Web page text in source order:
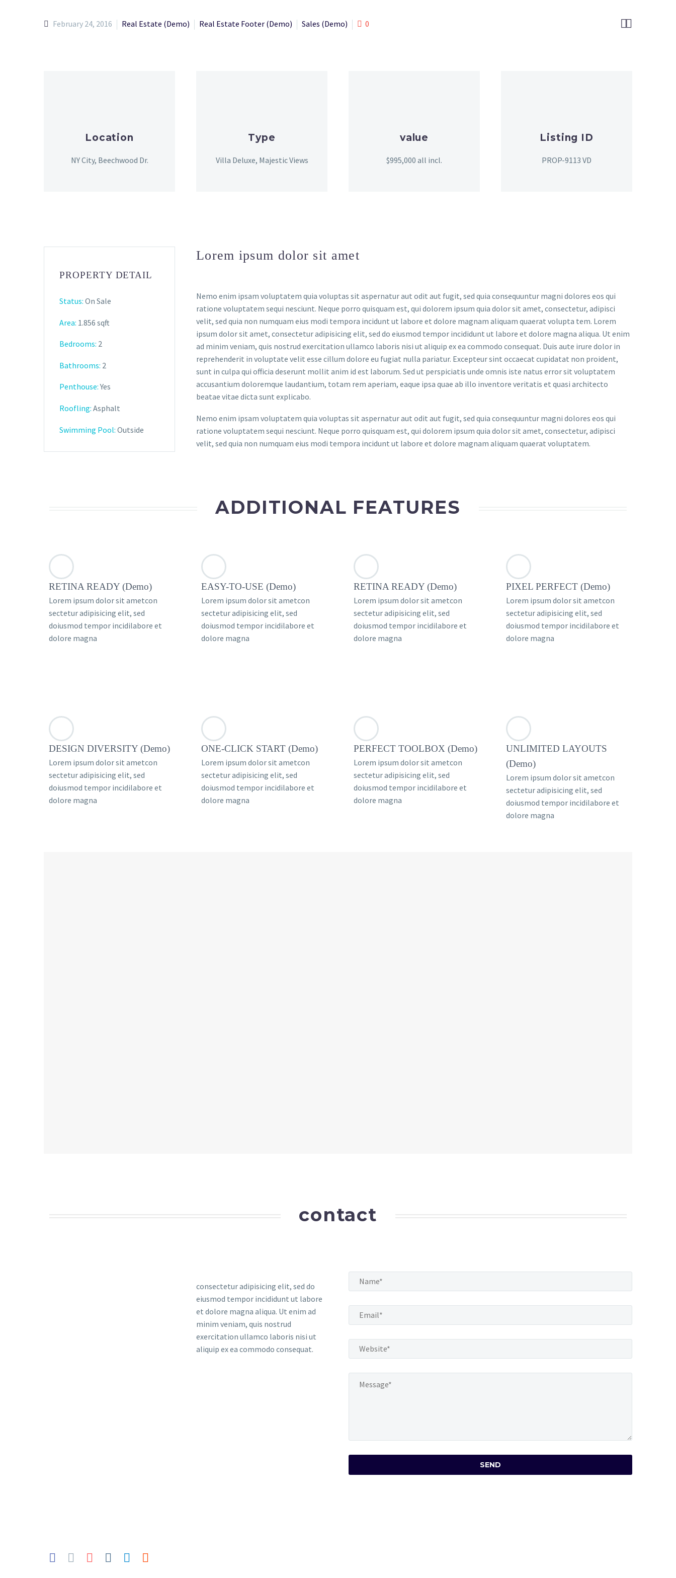

February 24, 2016 Real Estate (Demo) Real Estate Footer (Demo) Sales (Demo) 0
Location
NY City, Beechwood Dr.
Type
Villa Deluxe, Majestic Views
value
$995,000 all incl.
Listing ID
PROP-9113 VD
PROPERTY DETAIL
Status: On Sale
Area: 1.856 sqft
Bedrooms: 2
Bathrooms: 2
Penthouse:Yes
Roofling: Asphalt
Swimming Pool: Outside
Lorem ipsum dolor sit amet
Nemo enim ipsam voluptatem quia voluptas sit aspernatur aut odit aut fugit, sed quia consequuntur magni dolores eos qui
ratione voluptatem sequi nesciunt. Neque porro quisquam est, qui dolorem ipsum quia dolor sit amet, consectetur, adipisci
velit, sed quia non numquam eius modi tempora incidunt ut labore et dolore magnam aliquam quaerat volupta tem. Lorem
ipsum dolor sit amet, consectetur adipisicing elit, sed do eiusmod tempor incididunt ut labore et dolore magna aliqua. Ut enim
ad minim veniam, quis nostrud exercitation ullamco laboris nisi ut aliquip ex ea commodo consequat. Duis aute irure dolor in
reprehenderit in voluptate velit esse cillum dolore eu fugiat nulla pariatur. Excepteur sint occaecat cupidatat non proident,
sunt in culpa qui officia deserunt mollit anim id est laborum. Sed ut perspiciatis unde omnis iste natus error sit voluptatem
accusantium doloremque laudantium, totam rem aperiam, eaque ipsa quae ab illo inventore veritatis et quasi architecto
beatae vitae dicta sunt explicabo.
Nemo enim ipsam voluptatem quia voluptas sit aspernatur aut odit aut fugit, sed quia consequuntur magni dolores eos qui
ratione voluptatem sequi nesciunt. Neque porro quisquam est, qui dolorem ipsum quia dolor sit amet, consectetur, adipisci
velit, sed quia non numquam eius modi tempora incidunt ut labore et dolore magnam aliquam quaerat voluptatem.
ADDITIONAL FEATURES
RETINA READY (Demo)
Lorem ipsum dolor sit ametcon
sectetur adipisicing elit, sed
doiusmod tempor incidilabore et
dolore magna
EASY-TO-USE (Demo)
Lorem ipsum dolor sit ametcon
sectetur adipisicing elit, sed
doiusmod tempor incidilabore et
dolore magna
RETINA READY (Demo)
Lorem ipsum dolor sit ametcon
sectetur adipisicing elit, sed
doiusmod tempor incidilabore et
dolore magna
PIXEL PERFECT (Demo)
Lorem ipsum dolor sit ametcon
sectetur adipisicing elit, sed
doiusmod tempor incidilabore et
dolore magna
DESIGN DIVERSITY (Demo)
Lorem ipsum dolor sit ametcon
sectetur adipisicing elit, sed
doiusmod tempor incidilabore et
dolore magna
ONE-CLICK START (Demo)
Lorem ipsum dolor sit ametcon
sectetur adipisicing elit, sed
doiusmod tempor incidilabore et
dolore magna
PERFECT TOOLBOX (Demo)
Lorem ipsum dolor sit ametcon
sectetur adipisicing elit, sed
doiusmod tempor incidilabore et
dolore magna
UNLIMITED LAYOUTS
(Demo)
Lorem ipsum dolor sit ametcon
sectetur adipisicing elit, sed
doiusmod tempor incidilabore et
dolore magna
contact
consectetur adipisicing elit, sed do
eiusmod tempor incididunt ut labore
et dolore magna aliqua. Ut enim ad
minim veniam, quis nostrud
exercitation ullamco laboris nisi ut
aliquip ex ea commodo consequat.